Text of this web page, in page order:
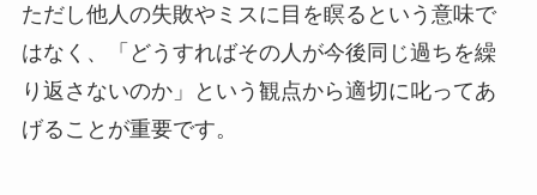
ただし他人の失敗やミスに目を瞑るという意味で
はなく、「どうすればその人が今後同じ過ちを繰
り返さないのか」という観点から適切に叱ってあ
げることが重要です。